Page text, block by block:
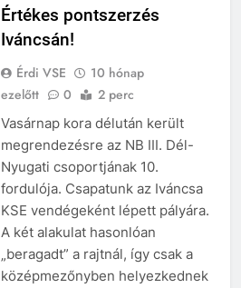
Értékes pontszerzés
Iváncsán!
Érdi VSE
10 hónap
ezelőtt
0 2 perc
Vasárnap kora délután került
megrendezésre az NB III. Dél-
Nyugati csoportjának 10.
fordulója. Csapatunk az Iváncsa
KSE vendégeként lépett pályára.
A két alakulat hasonlóan
„beragadt” a rajtnál, így csak a
középmezőnyben helyezkednek